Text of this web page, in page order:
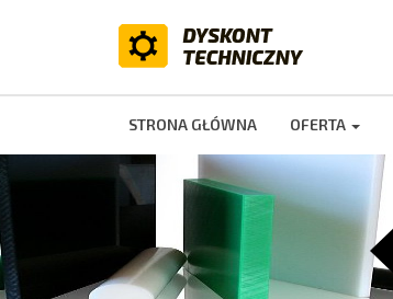
STRONA GŁÓWNA OFERTA